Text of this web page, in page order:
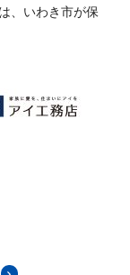
、いわき市が保